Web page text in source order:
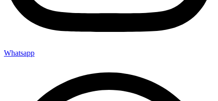
Whatsapp